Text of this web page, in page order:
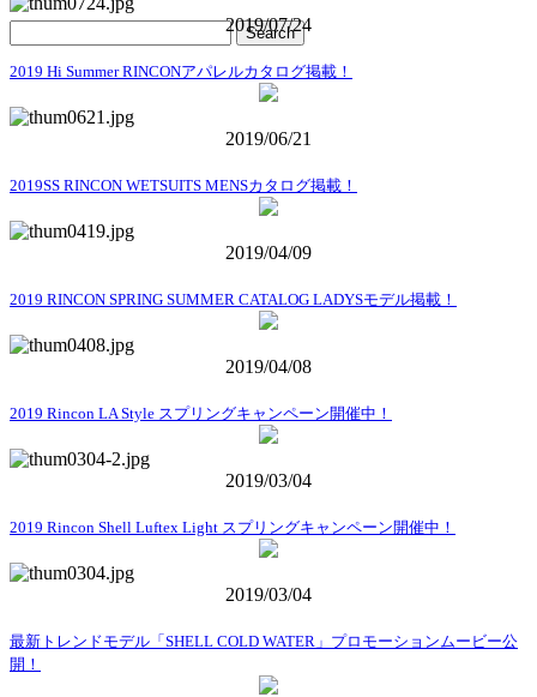
2019/07/24
2019 Hi Summer RINCONアパレルカタログ掲載！
2019/06/21
2019SS RINCON WETSUITS MENSカタログ掲載！
2019/04/09
2019 RINCON SPRING SUMMER CATALOG LADYSモデル掲載！
2019/04/08
2019 Rincon LA Style スプリングキャンペーン開催中！
2019/03/04
2019 Rincon Shell Luftex Light スプリングキャンペーン開催中！
2019/03/04
最新トレンドモデル「SHELL COLD WATER」プロモーションムービー公
開！